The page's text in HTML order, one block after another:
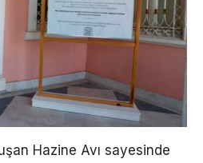
Hazine Avı sayesinde